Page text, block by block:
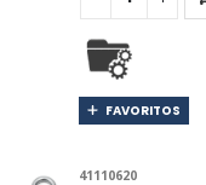
FAVORITOS
41110620